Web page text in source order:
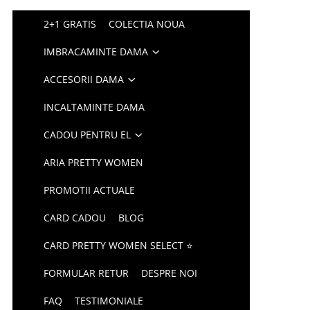
2+1 GRATIS COLECTIA NOUA
IMBRACAMINTE DAMA
ACCESORII DAMA
INCALTAMINTE DAMA
CADOU PENTRU EL
ARIA PRETTY WOMEN
PROMOTII ACTUALE
CARD CADOU BLOG
CARD PRETTY WOMEN SELECT ⭐
FORMULAR RETUR DESPRE NOI
FAQ TESTIMONIALE